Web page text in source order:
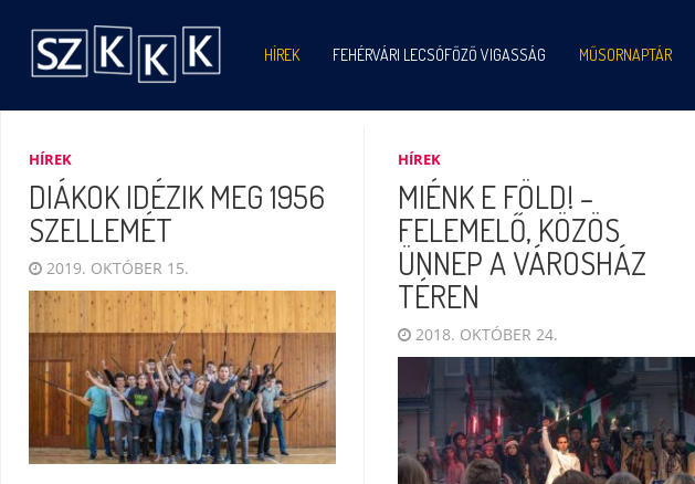
HÍREK FEHÉRVÁRI LECSÓFŐZŐ VIGASSÁG MŰSORNAPTÁR
HÍREK
DIÁKOK IDÉZIK MEG 1956
SZELLEMÉT
2019. OKTÓBER 15.
HÍREK
MIÉNK E FÖLD! –
FELEMELŐ, KÖZÖS
ÜNNEP A VÁROSHÁZ
TÉREN
2018. OKTÓBER 24.